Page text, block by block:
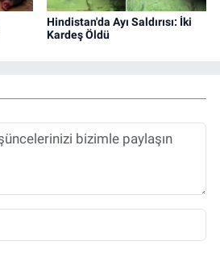
Hindistan'da Ayı Saldırısı: İki
Kardeş Öldü